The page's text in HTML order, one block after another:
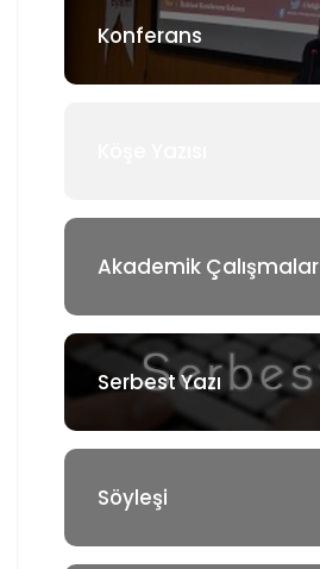
Konferans
Akademik Çalışmalar
Serbest Yazı
Söyleşi